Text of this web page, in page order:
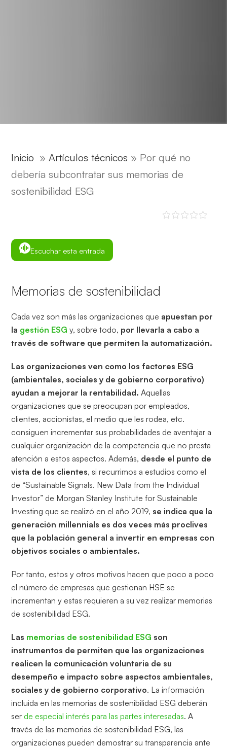
Inicio »Artículos técnicos » Por qué no
debería subcontratar sus memorias de
sostenibilidad ESG
Escuchar esta entrada
Memorias de sostenibilidad
Cada vez son más las organizaciones que apuestan por
la gestión ESG y, sobre todo, por llevarla a cabo a
través de software que permiten la automatización.
Las organizaciones ven como los factores ESG
(ambientales, sociales y de gobierno corporativo)
ayudan a mejorar la rentabilidad. Aquellas
organizaciones que se preocupan por empleados,
clientes, accionistas, el medio que les rodea, etc.
consiguen incrementar sus probabilidades de aventajar a
cualquier organización de la competencia que no presta
atención a estos aspectos. Además, desde el punto de
vista de los clientes, si recurrimos a estudios como el
de “Sustainable Signals. New Data from the Individual
Investor” de Morgan Stanley Institute for Sustainable
Investing que se realizó en el año 2019, se indica que la
generación millennials es dos veces más proclives
que la población general a invertir en empresas con
objetivos sociales o ambientales.
Por tanto, estos y otros motivos hacen que poco a poco
el número de empresas que gestionan HSE se
incrementan y estas requieren a su vez realizar memorias
de sostenibilidad ESG.
Las memorias de sostenibilidad ESG son
instrumentos de permiten que las organizaciones
realicen la comunicación voluntaria de su
desempeño e impacto sobre aspectos ambientales,
sociales y de gobierno corporativo. La información
incluida en las memorias de sostenibilidad ESG deberán
serde especial interés para las partes interesadas. A
través de las memorias de sostenibilidad ESG, las
organizaciones pueden demostrar su transparencia ante